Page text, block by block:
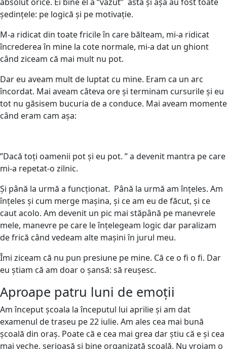
ședințele: pe logică și pe motivație.
M-a ridicat din toate fricile în care bălteam, mi-a ridicat
încrederea în mine la cote normale, mi-a dat un ghiont
când ziceam că mai mult nu pot.
Dar eu aveam mult de luptat cu mine. Eram ca un arc
încordat. Mai aveam câteva ore și terminam cursurile și eu
tot nu găsisem bucuria de a conduce. Mai aveam momente
când eram cam așa:
”Dacă toți oamenii pot și eu pot. ” a devenit mantra pe care
mi-a repetat-o zilnic.
Și până la urmă a funcționat. Până la urmă am înțeles. Am
înțeles și cum merge mașina, și ce am eu de făcut, și ce
caut acolo. Am devenit un pic mai stăpână pe manevrele
mele, manevre pe care le înțelegeam logic dar paralizam
de frică când vedeam alte mașini în jurul meu.
Îmi ziceam că nu pun presiune pe mine. Că ce o fi o fi. Dar
eu știam că am doar o șansă: să reușesc.
Aproape patru luni de emoții
Am început școala la începutul lui aprilie și am dat
examenul de traseu pe 22 iulie. Am ales cea mai bună
școală din oraș. Poate că e cea mai grea dar știu că e și cea
mai veche, serioasă și bine organizată școală. Nu vroiam o